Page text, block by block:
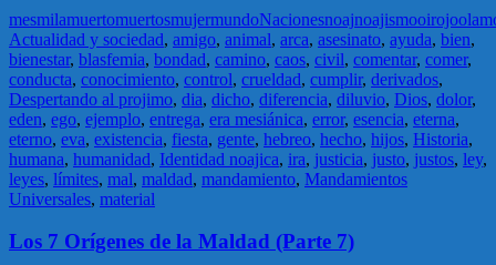
mesmilamuertomuertosmujermundoNacionesnoajnoajismooirojoolam
Actualidad y sociedad, amigo, animal, arca, asesinato, ayuda, bien,
bienestar, blasfemia, bondad, camino, caos, civil, comentar, comer,
conducta, conocimiento, control, crueldad, cumplir, derivados,
Despertando al projimo, dia, dicho, diferencia, diluvio, Dios, dolor,
eden, ego, ejemplo, entrega, era mesiánica, error, esencia, eterna,
eterno, eva, existencia, fiesta, gente, hebreo, hecho, hijos, Historia,
humana, humanidad, Identidad noajica, ira, justicia, justo, justos, ley,
leyes, límites, mal, maldad, mandamiento, Mandamientos
Universales, material
Los 7 Orígenes de la Maldad (Parte 7)